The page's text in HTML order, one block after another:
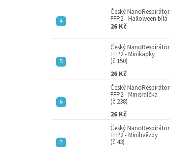
Český NanoRespirátor
FFP2 - Halloween bílá
26 Kč
Český NanoRespirátor
FFP2 - Minikapky
(č.150)
26 Kč
Český NanoRespirátor
FFP2 - Minisrdíčka
(č.238)
26 Kč
Český NanoRespirátor
FFP2 - Minihvězdy
(č.43)